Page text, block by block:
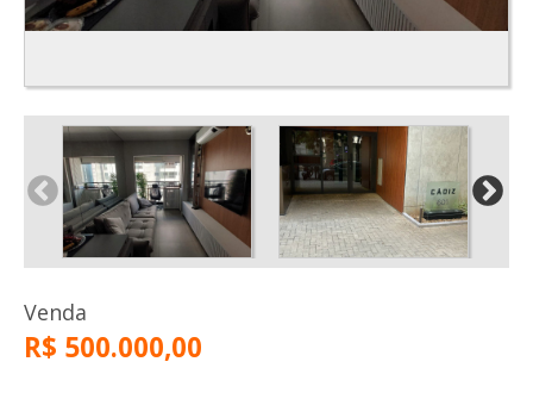
Venda
R$ 500.000,00